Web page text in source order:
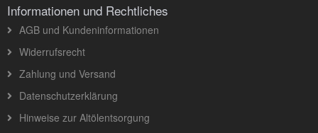
Informationen und Rechtliches
AGB und Kundeninformationen
Widerrufsrecht
Zahlung und Versand
Datenschutzerklärung
Hinweise zur Altölentsorgung